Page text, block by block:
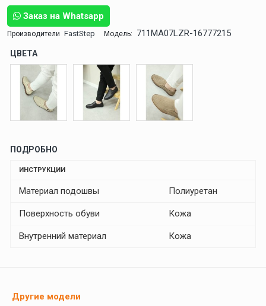
Заказ на Whatsapp
Производители FastStep Модель: 711MA07LZR-16777215
ЦВЕТА
ПОДРОБНО
ИНСТРУКЦИИ
Материал подошвы Полиуретан
Поверхность обуви Кожа
Внутренний материал Кожа
Другие модели